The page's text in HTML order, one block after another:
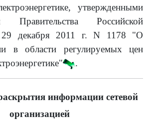
утвержденными
Правительства Российской
29 декабря 2011 г. N 1178 "О
в области регулируемых цен
.
информации сетевой
организацией